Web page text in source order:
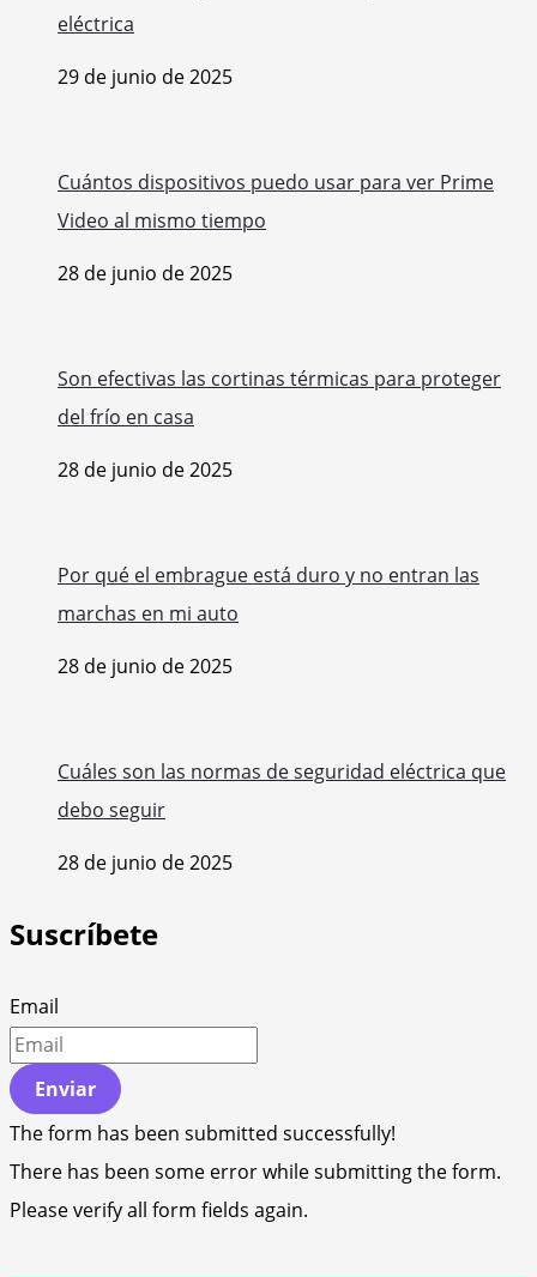
Qué relación hay entre fuerza, carga e intensidad
eléctrica
Cuántos dispositivos puedo usar para ver Prime
Video al mismo tiempo
Son efectivas las cortinas térmicas para proteger
del frío en casa
Por qué el embrague está duro y no entran las
marchas en mi auto
Cuáles son las normas de seguridad eléctrica que
debo seguir
Email
Enviar
The form has been submitted successfully!
There has been some error while submitting the form.